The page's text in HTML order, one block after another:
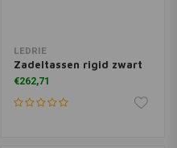
LEDRIE
Zadeltassen rigid zwart
€262,71